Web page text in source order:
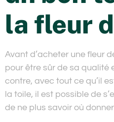
la fleur
Avant d’acheter une fleur
pour être sûr de sa qualité
contre, avec tout ce qu’il
la toile, il est possible de
de ne plus savoir où